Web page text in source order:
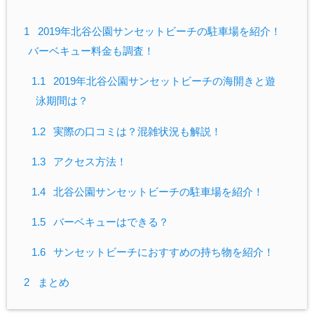
1
2019年北谷公園サンセットビーチの駐車場を紹介！
バーベキュー料金も調査！
1.1
2019年北谷公園サンセットビーチの海開きと遊
泳期間は？
1.2 実際の口コミは？混雑状況も解説！
1.3 アクセス方法！
1.4 北谷公園サンセットビーチの駐車場を紹介！
1.5 バーベキューはできる？
1.6 サンセットビーチにおすすめの持ち物を紹介！
2 まとめ